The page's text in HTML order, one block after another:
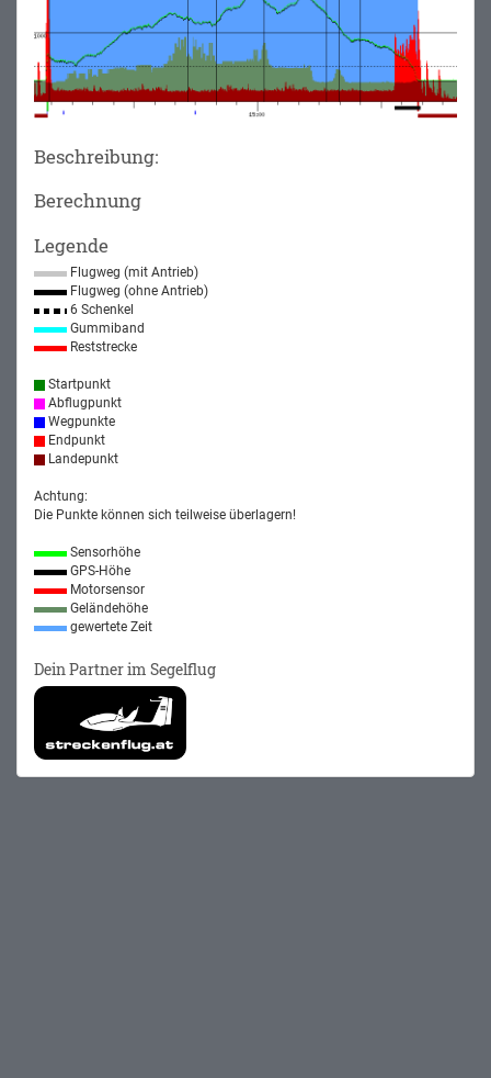
Beschreibung:
Berechnung
Legende
Flugweg (mit Antrieb)
Flugweg (ohne Antrieb)
6 Schenkel
Gummiband
Reststrecke
Startpunkt
Abflugpunkt
Wegpunkte
Endpunkt
Landepunkt
Achtung:
Die Punkte können sich teilweise überlagern!
Sensorhöhe
GPS-Höhe
Motorsensor
Geländehöhe
gewertete Zeit
Dein Partner im Segelflug